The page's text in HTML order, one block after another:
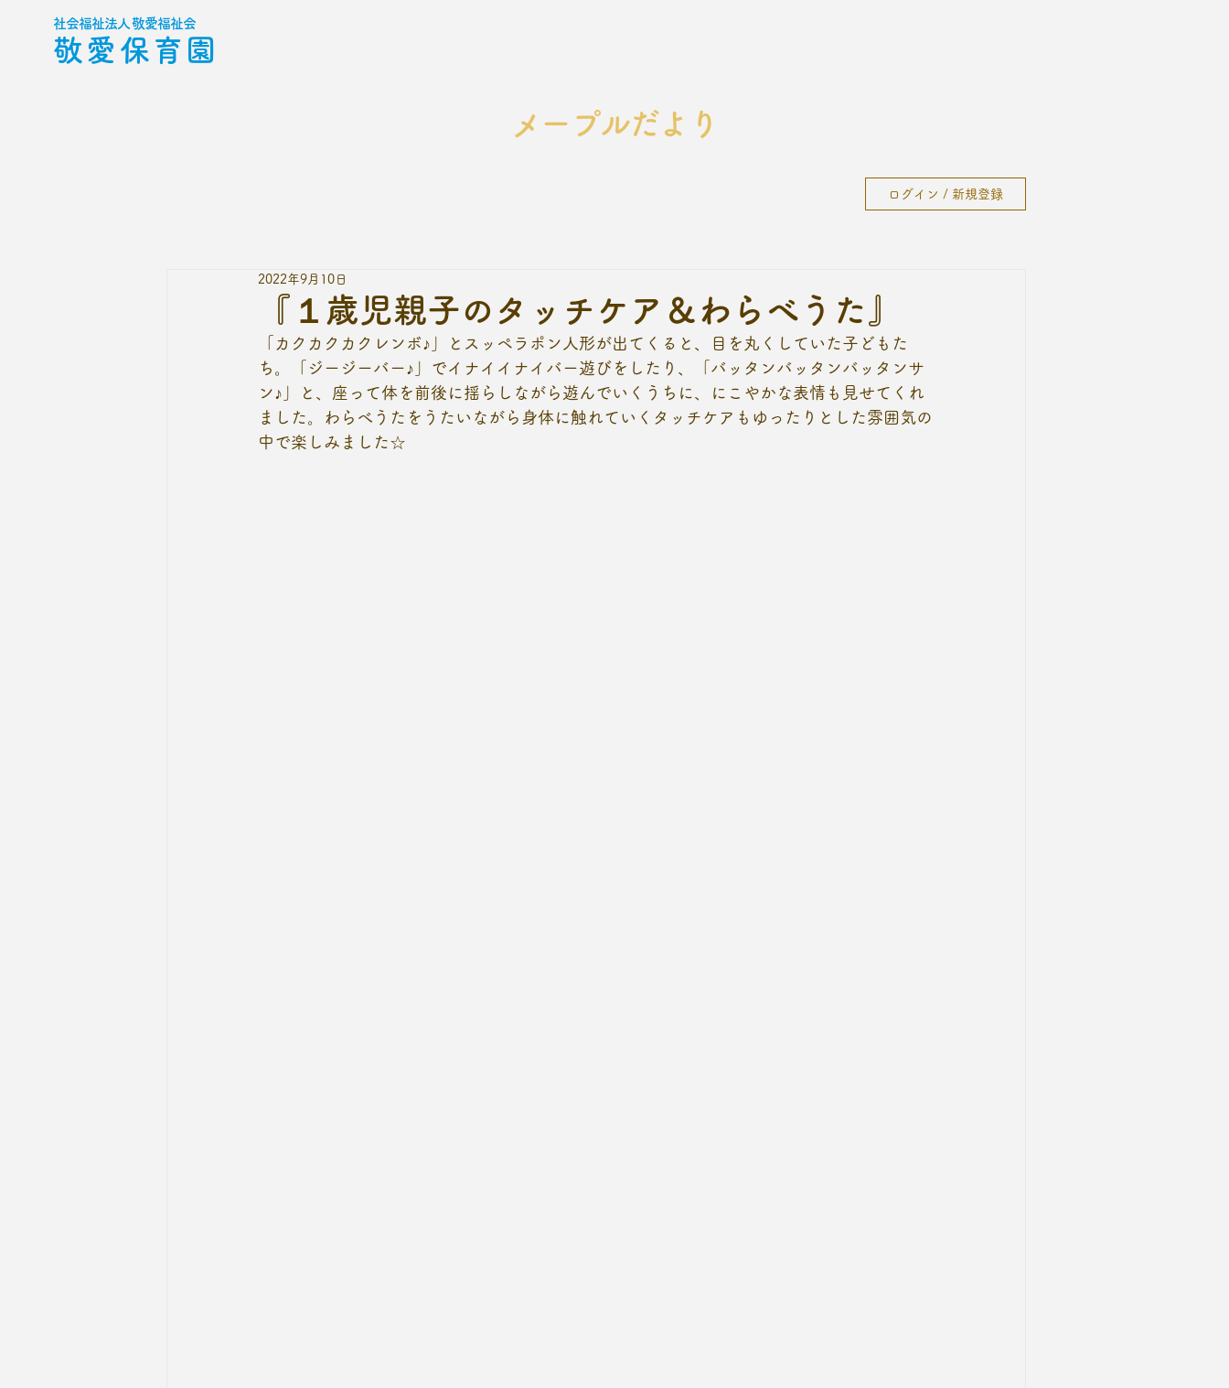
社会福祉法人 敬愛福祉会
敬愛保育園
メープルだより
ログイン / 新規登録
『１歳児親子のタッチケア＆わらべうた』
2022年9月10日
「カクカクカクレンボ♪」とスッペラポン人形が出てくると、目を丸くしていた子どもた
ち。「ジージーバー♪」でイナイイナイバー遊びをしたり、「バッタンバッタンバッタンサ
ン♪」と、座って体を前後に揺らしながら遊んでいくうちに、にこやかな表情も見せてくれ
ました。わらべうたをうたいながら身体に触れていくタッチケアもゆったりとした雰囲気の
中で楽しみました☆